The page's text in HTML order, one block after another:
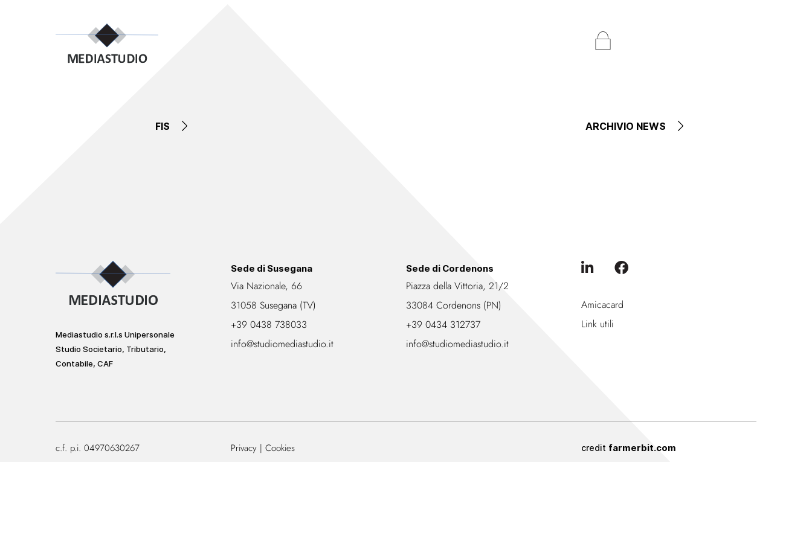
FIS ARCHIVIO NEWS
Mediastudio s.r.l.s Unipersonale
Studio Societario, Tributario,
Contabile, CAF
Sede di Susegana
Via Nazionale, 66
31058 Susegana (TV)
+39 0438 738033
info@studiomediastudio.it
Sede di Cordenons
Piazza della Vittoria, 21/2
33084 Cordenons (PN)
+39 0434 312737
info@studiomediastudio.it
Amicacard
Link utili
c.f. p.i. 04970630267 Privacy Cookies credit farmerbit.com